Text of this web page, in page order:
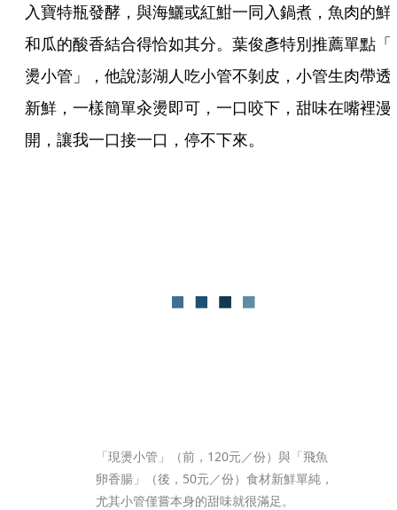
入寶特瓶發酵，與海鱺或紅魽一同入鍋煮，魚肉的鮮
和瓜的酸香結合得恰如其分。葉俊彥特別推薦單點「
燙小管」，他說澎湖人吃小管不剝皮，小管生肉帶透
新鮮，一樣簡單汆燙即可，一口咬下，甜味在嘴裡漫
開，讓我一口接一口，停不下來。
「現燙小管」（前，120元／份）與「飛魚
卵香腸」（後，50元／份）食材新鮮單純，
尤其小管僅嘗本身的甜味就很滿足。